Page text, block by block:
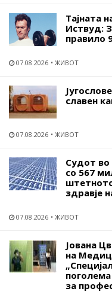
Тајната
Иствуд:
правило
07.08.2026 ЖИВОТ
славен
07.08.2026 ЖИВОТ
Судот во
со 567
здравје
07.08.2026 ЖИВОТ
Јована
на
за